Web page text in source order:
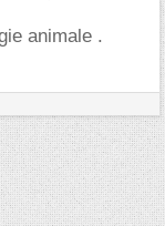
animale .